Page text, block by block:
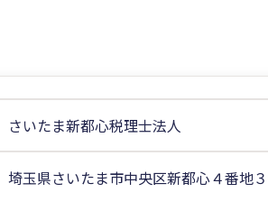
さいたま新都心税理士法人
埼玉県さいたま市中央区新都心４番地